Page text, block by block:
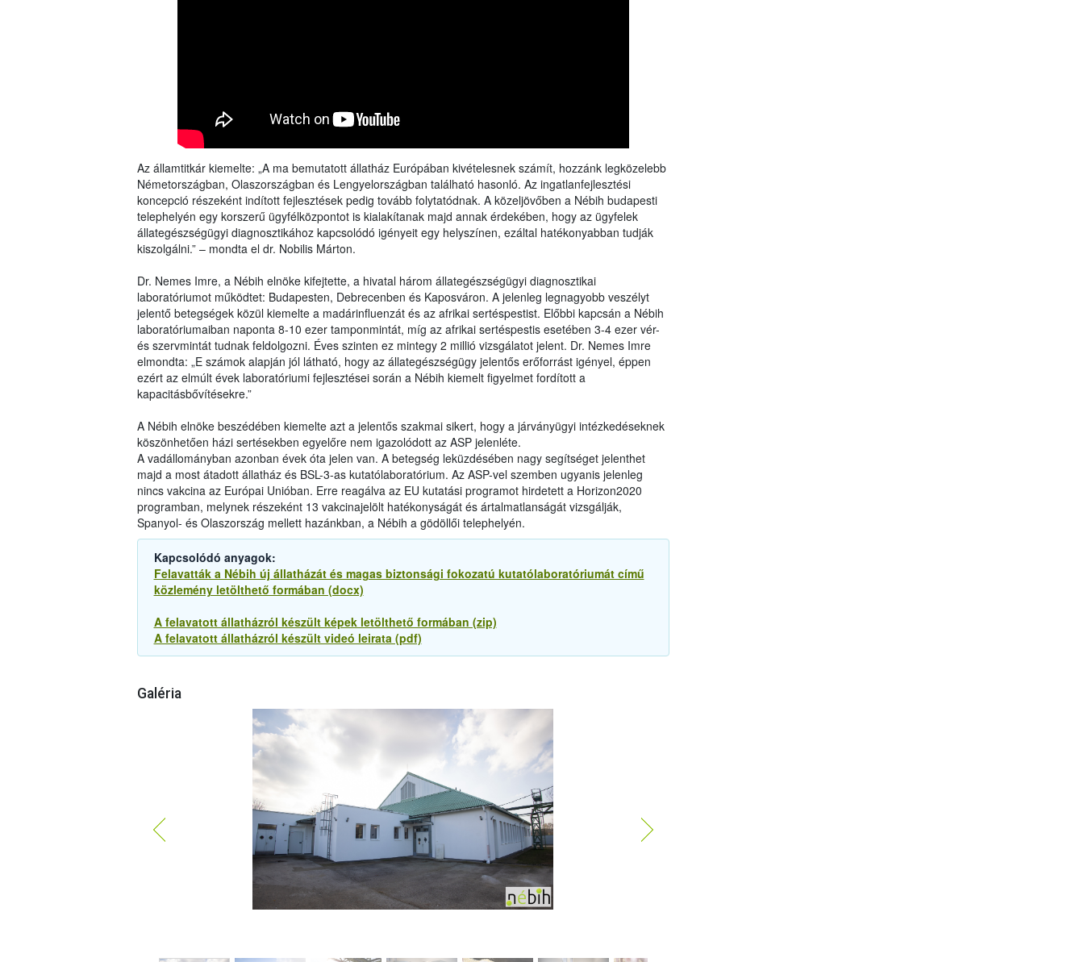
Az államtitkár kiemelte: „A ma bemutatott állatház Európában kivételesnek számít, hozzánk legközelebb
Németországban, Olaszországban és Lengyelországban található hasonló. Az ingatlanfejlesztési
koncepció részeként indított fejlesztések pedig tovább folytatódnak. A közeljövőben a Nébih budapesti
telephelyén egy korszerű ügyfélközpontot is kialakítanak majd annak érdekében, hogy az ügyfelek
állategészségügyi diagnosztikához kapcsolódó igényeit egy helyszínen, ezáltal hatékonyabban tudják
kiszolgálni.” – mondta el dr. Nobilis Márton.
Dr. Nemes Imre, a Nébih elnöke kifejtette, a hivatal három állategészségügyi diagnosztikai
laboratóriumot működtet: Budapesten, Debrecenben és Kaposváron. A jelenleg legnagyobb veszélyt
jelentő betegségek közül kiemelte a madárinfluenzát és az afrikai sertéspestist. Előbbi kapcsán a Nébih
laboratóriumaiban naponta 8-10 ezer tamponmintát, míg az afrikai sertéspestis esetében 3-4 ezer vér-
és szervmintát tudnak feldolgozni. Éves szinten ez mintegy 2 millió vizsgálatot jelent. Dr. Nemes Imre
elmondta: „E számok alapján jól látható, hogy az állategészségügy jelentős erőforrást igényel, éppen
ezért az elmúlt évek laboratóriumi fejlesztései során a Nébih kiemelt figyelmet fordított a
kapacitásbővítésekre.”
A Nébih elnöke beszédében kiemelte azt a jelentős szakmai sikert, hogy a járványügyi intézkedéseknek
köszönhetően házi sertésekben egyelőre nem igazolódott az ASP jelenléte.
A vadállományban azonban évek óta jelen van. A betegség leküzdésében nagy segítséget jelenthet
majd a most átadott állatház és BSL-3-as kutatólaboratórium. Az ASP-vel szemben ugyanis jelenleg
nincs vakcina az Európai Unióban. Erre reagálva az EU kutatási programot hirdetett a Horizon2020
programban, melynek részeként 13 vakcinajelölt hatékonyságát és ártalmatlanságát vizsgálják,
Spanyol- és Olaszország mellett hazánkban, a Nébih a gödöllői telephelyén.
Kapcsolódó anyagok:
Felavatták a Nébih új állatházát és magas biztonsági fokozatú kutatólaboratóriumát című
közlemény letölthető formában (docx)
A felavatott állatházról készült képek letölthető formában (zip)
A felavatott állatházról készült videó leirata (pdf)
Galéria